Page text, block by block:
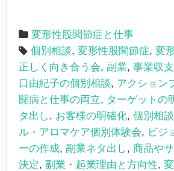
変形性股関節症と仕事
個別相談, 変形性股関節症, 変
正しく向き合う会, 副業, 事業収
口由紀子の個別相談, アクション
闘病と仕事の両立, ターゲットの
タ出し, お客様の明確化, 個別相
ル・アロマケア個別体験会, ビジ
ーの作成, 副業ネタ出し, 商品や
決定, 副業・起業理由と方向性,